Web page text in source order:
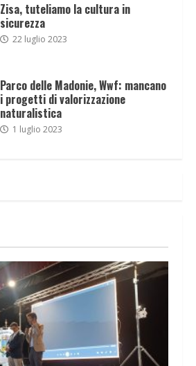
Zisa, tuteliamo la cultura in
sicurezza
22 luglio 2023
Parco delle Madonie, Wwf: mancano
i progetti di valorizzazione
naturalistica
1 luglio 2023